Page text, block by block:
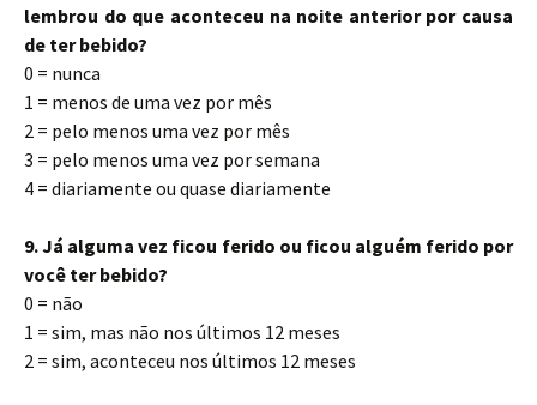
lembrou do que aconteceu na noite anterior por causa
de ter bebido?
0 = nunca
1 = menos de uma vez por mês
2 = pelo menos uma vez por mês
3 = pelo menos uma vez por semana
4 = diariamente ou quase diariamente
9. Já alguma vez ficou ferido ou ficou alguém ferido por
você ter bebido?
0 = não
1 = sim, mas não nos últimos 12 meses
2 = sim, aconteceu nos últimos 12 meses